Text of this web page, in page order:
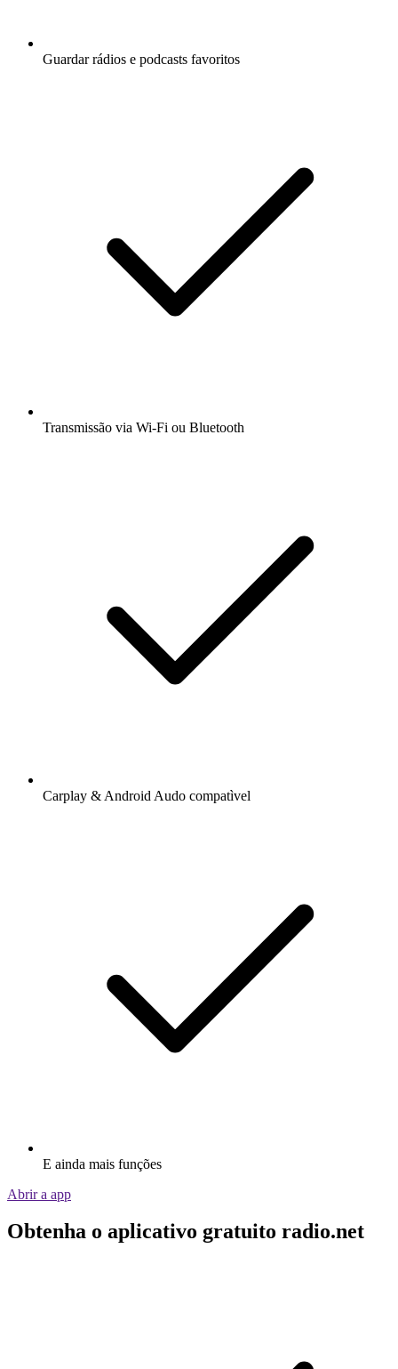
Guardar rádios e podcasts favoritos
Transmissão via Wi-Fi ou Bluetooth
Carplay & Android Audo compatìvel
E ainda mais funções
Abrir a app
Obtenha o aplicativo gratuito radio.net